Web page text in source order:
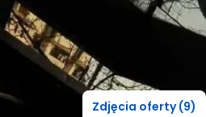
Zdjęcia oferty (9)